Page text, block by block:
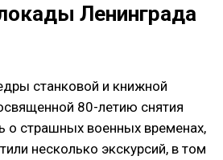
Ленинграда
станковой и книжной
80-летию снятия
о страшных военных временах,
несколько экскурсий, в том